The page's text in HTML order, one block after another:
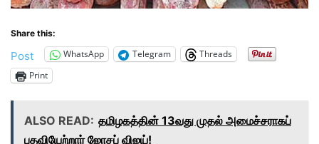
Share this:
Post WhatsApp Telegram
Threads
Print
ALSO READ: தமிழகத்தின் 13வது முதல் அமைச்சராகப்
பதவியேற்றார் ஜோசப் விஜய்!